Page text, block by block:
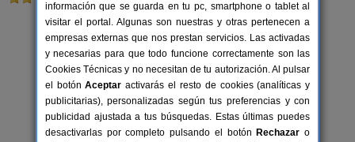
4 pers.
desde30 €
Casa El Viso
Rute (Córdoba)
información que se guarda en tu pc, smartphone o tablet al
visitar el portal. Algunas son nuestras y otras pertenecen a
empresas externas que nos prestan servicios. Las activadas
y necesarias para que todo funcione correctamente son las
Cookies Técnicas y no necesitan de tu autorización. Al pulsar
el botónAceptar activarás el resto de cookies (analíticas y
publicitarias), personalizadas según tus preferencias y con
publicidad ajustada a tus búsquedas. Estas últimas puedes
desactivarlas por completo pulsando el botón Rechazar o